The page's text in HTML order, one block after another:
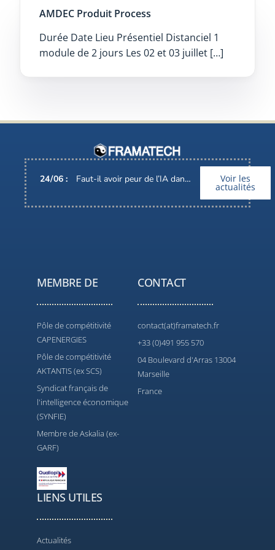
AMDEC Produit Process
Durée Date Lieu Présentiel Distanciel 1
module de 2 jours Les 02 et 03 juillet […]
24/06 : Faut-il avoir peur de l’IA dans nos métiers ? Voir les
actualités
MEMBRE DE
Pôle de compétitivité
CAPENERGIES
Pôle de compétitivité
AKTANTIS (ex SCS)
Syndicat français de
l'intelligence économique
(SYNFIE)
Membre de Askalia (ex-
GARF)
CONTACT
contact(at)framatech.fr
+33 (0)491 955 570
04 Boulevard d'Arras 13004
Marseille
France
LIENS UTILES
Actualités